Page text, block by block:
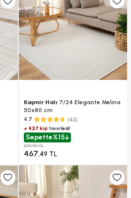
Kaşmir Halı 7/24 Elegante Melina
50x80 cm
4.7 (43)
+ 427 kişifavoriledi!
Sepette%15
549,99 TL
467,49 TL